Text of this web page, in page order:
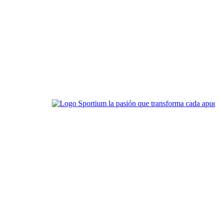
Sportium la pasión que transforma cada apuesta en